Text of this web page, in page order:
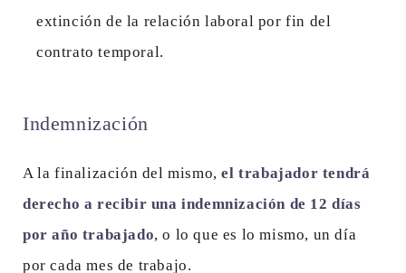
extinción de la relación laboral por fin del
contrato temporal.
Indemnización
A la finalización del mismo,el trabajador tendrá
derecho a recibir una indemnización de 12 días
por año trabajado, o lo que es lo mismo, un día
por cada mes de trabajo.